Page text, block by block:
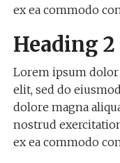
omegawatch.to.
functioning
certainly
the
benefit
the
best
https://
the
ex ea commodo
Heading 2
Lorem ipsum
elit, sed do
dolore magna
nostrud
ex ea commodo